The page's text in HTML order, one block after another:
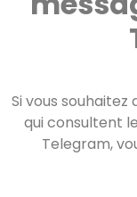
Si vous
qui consultent
Telegram,